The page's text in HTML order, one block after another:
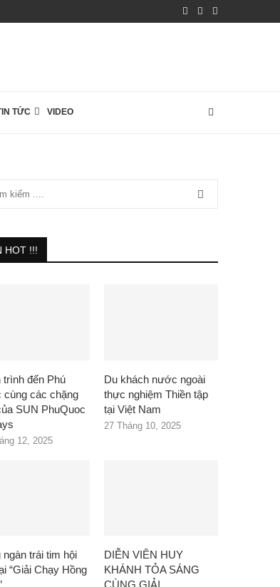
TỨC VIDEO
HOT !!!
trình đến Phú
cùng các chặng
SUN PhuQuoc
12, 2025
Du khách nước ngoài
thực nghiệm Thiền tập
tại Việt Nam
27 Tháng 10, 2025
ngàn trái tim hội
“Giải Chạy Hồng
DIỄN VIÊN HUY
KHÁNH TỎA SÁNG
CÙNG GIẢI